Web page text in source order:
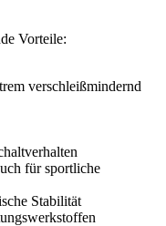
Vorteile:
verschleißmindernd
für sportliche
Stabilität